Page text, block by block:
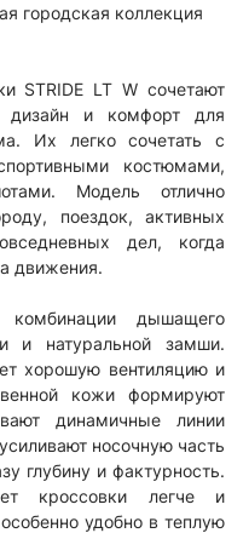
городская коллекция
STRIDE LT W сочетают
дизайн и комфорт для
Их легко сочетать с
костюмами,
Модель отлично
поездок, активных
дел, когда
движения.
дышащего
и натуральной замши.
хорошую вентиляцию и
кожи формируют
динамичные линии
носочную часть
глубину и фактурность.
кроссовки легче и
удобно в теплую